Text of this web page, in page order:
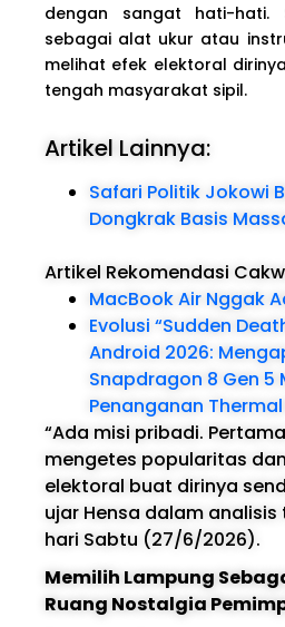
dengan sangat hati-hati.
sebagai alat ukur atau
melihat efek elektoral
tengah masyarakat sipil.
Artikel Lainnya:
Safari Politik Jokowi
Dongkrak Basis
Artikel Rekomendasi
MacBook Air Nggak
Evolusi “Sudden
Android 2026:
Snapdragon 8 Gen 5
Penanganan
“Ada misi pribadi.
mengetes popularitas
elektoral buat dirinya
ujar Hensa dalam
hari Sabtu (27/6/2026).
Memilih Lampung
Ruang Nostalgia